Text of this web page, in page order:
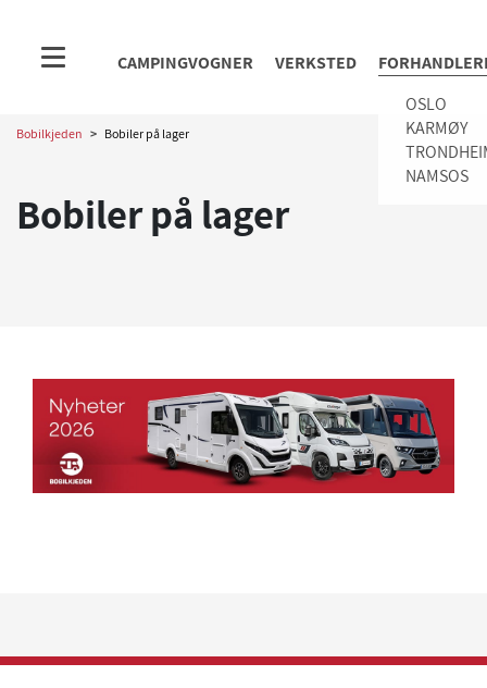
CAMPINGVOGNER VERKSTED
OSLO
KARMØY
NAMSOS
Bobilkjeden > Bobiler på lager
Bobiler på lager